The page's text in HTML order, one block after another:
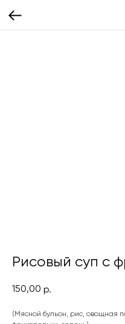
Рисовый суп с
150,00 р.
(Мясной бульон, рис, овощная